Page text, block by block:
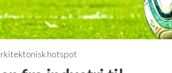
hotspot